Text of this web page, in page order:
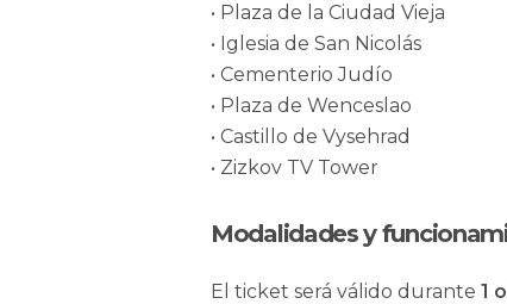
• Plaza de la Ciudad Vieja
• Iglesia de San Nicolás
• Cementerio Judío
• Plaza de Wenceslao
• Castillo de Vysehrad
• Zizkov TV Tower
Modalidades y
El ticket será válido durante 1